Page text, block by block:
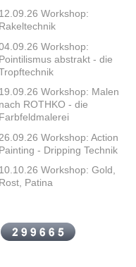
12.09.26 Workshop:
Rakeltechnik
Workshop:
Pointilismus abstrakt - die
19.09.26 Workshop: Malen
nach ROTHKO - die
Farbfeldmalerei
26.09.26 Workshop: Action
Painting - Dripping Technik
10.10.26 Workshop: Gold,
Rost, Patina